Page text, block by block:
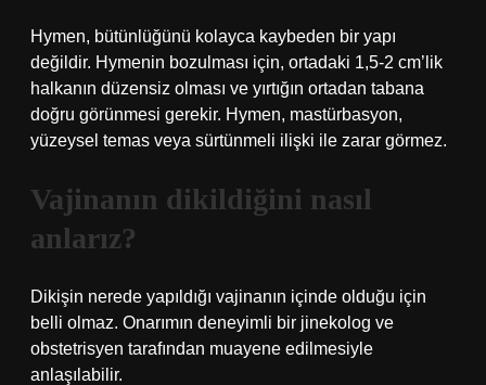
Hymen, bütünlüğünü kolayca kaybeden bir yapı
değildir. Hymenin bozulması için, ortadaki 1,5-2 cm’lik
halkanın düzensiz olması ve yırtığın ortadan tabana
doğru görünmesi gerekir. Hymen, mastürbasyon,
yüzeysel temas veya sürtünmeli ilişki ile zarar görmez.
Vajinanın dikildiğini nasıl
anlarız?
Dikişin nerede yapıldığı vajinanın içinde olduğu için
belli olmaz. Onarımın deneyimli bir jinekolog ve
obstetrisyen tarafından muayene edilmesiyle
anlaşılabilir.